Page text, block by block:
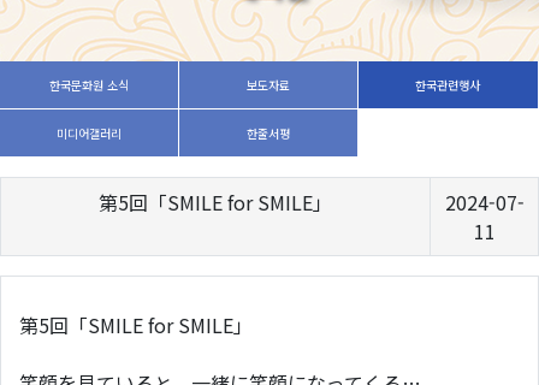
한국문화원 소식 보도자료 한국관련행사
미디어갤러리 한줄서평
第5回「SMILE for SMILE」
2024-07-
11
第5回「SMILE for SMILE」